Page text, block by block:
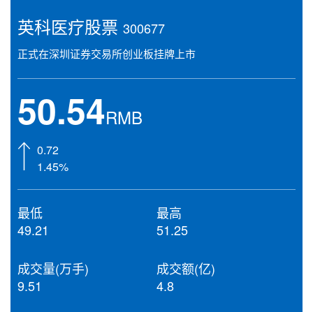
英科医疗股票 300677
正式在深圳证券交易所创业板挂牌上市
50.54RMB
0.72
1.45%
最低
49.21
最高
51.25
成交量(万手)
9.51
成交额(亿)
4.8